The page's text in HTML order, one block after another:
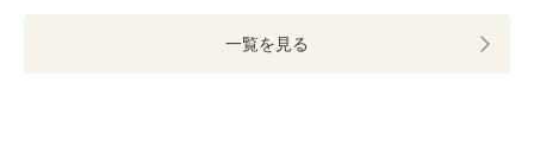
一覧を見る